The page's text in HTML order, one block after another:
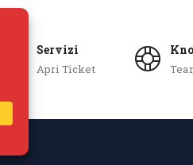
Servizi
Apri Ticket